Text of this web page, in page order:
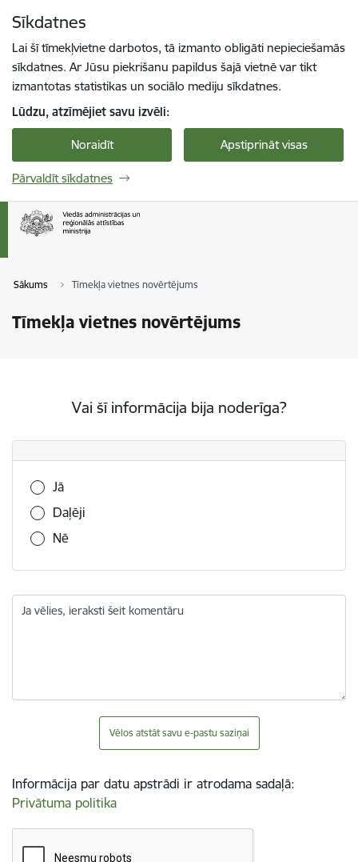
Sīkdatnes
Lai šī tīmekļvietne darbotos, tā izmanto obligāti nepieciešamās
sīkdatnes. Ar Jūsu piekrišanu papildus šajā vietnē var tikt
izmantotas statistikas un sociālo mediju sīkdatnes.
Lūdzu, atzīmējiet savu izvēli:
Noraidīt Apstiprināt visas
Pārvaldīt sīkdatnes
Sākums Tīmekļa vietnes novērtējums
Tīmekļa vietnes novērtējums
Vai šī informācija bija noderīga?
Vai šī informācija bija noderīga?
Jā
Daļēji
Nē
Ja vēlies, ieraksti šeit komentāru
Vēlos atstāt savu e-pastu saziņai
Informācija par datu apstrādi ir atrodama sadaļā:
Privātuma politika